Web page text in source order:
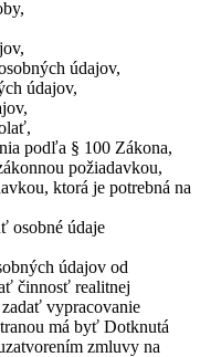
údajov,
údajov,
podľa § 100 Zákona,
požiadavkou,
ktorá je potrebná na
osobné údaje
údajov od
činnosť realitnej
vypracovanie
má byť Dotknutá
zmluvy na